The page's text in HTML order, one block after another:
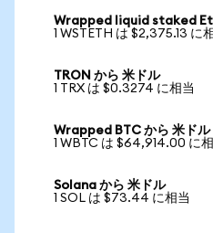
Wrapped liquid staked
1 WSTETH は $2,375.13 に
TRON から 米ドル
1 TRX は $0.3274 に相当
Wrapped BTC から 米ドル
1 WBTC は $64,914.00 に
Solana から 米ドル
1 SOL は $73.44 に相当